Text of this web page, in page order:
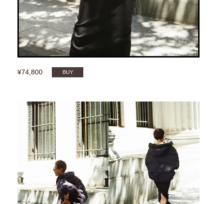
¥74,800 BUY